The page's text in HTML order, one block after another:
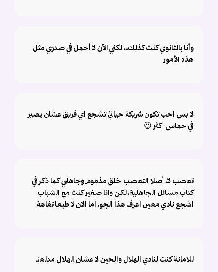
وأنا بالثانوي كنت كذلك،،، لكني الآن لا أحمل في صدري مثل
هذه الأمور
لا بس احب تكون شريكة حياتي تشجع اي فريق عشان يصير
في حماس اكثر 😍
تعصب لا، أصلا التعصب خلق مذموم وجاهلي كما ذكر في
كتاب مسائل الجاهلية، لكن وانا صغير كنت مع الشباب
اشجع نادي معين اعرف هذا الجو، اما الان لا طبعا تفاهة
للامانة كنت لنادي الهلال والحين لا عشان الهلال مدلعنا